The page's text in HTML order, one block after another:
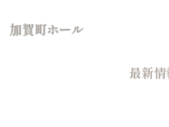
加賀町ホール
最新